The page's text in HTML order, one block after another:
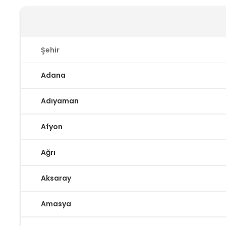
Şehir
Adana
Adıyaman
Afyon
Ağrı
Aksaray
Amasya